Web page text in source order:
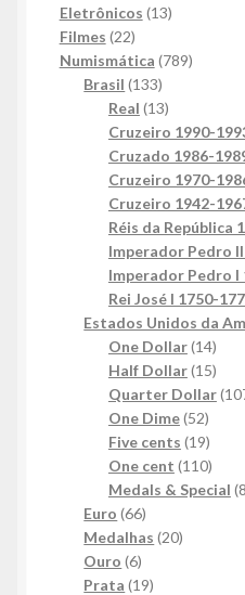
produtos
Eletrônicos 1313
Filmes 2222
produtos
Numismática 789789
Brasil 133133
produtos
Real 1313
produtos
Cruzeiro 1990-
Cruzado 1986-
Cruzeiro 1970-
Cruzeiro 1942-
Réis da República
Imperador Pedro
Imperador Pedro I
Rei José I 1750-
Estados Unidos da
One Dollar 1414
Half Dollar 1515
Quarter Dollar
One Dime 5252
Five cents 1919
One cent 110110
Medals & Special 8
Euro 6666
produtos
Medalhas 2020
Ouro 66
produtos
Prata 1919